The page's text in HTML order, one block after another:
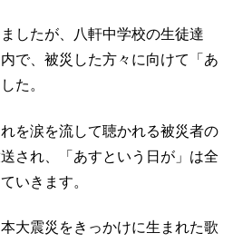
したが、八軒中学校の生徒達
で、被災した方々に向けて「あ
た。
を涙を流して聴かれる被災者の
され、「あすという日が」は全
いきます。
大震災をきっかけに生まれた歌